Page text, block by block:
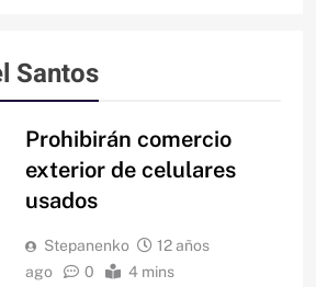
Santos
Prohibirán comercio
exterior de celulares
usados
Stepanenko
12 años
ago
0 4 mins